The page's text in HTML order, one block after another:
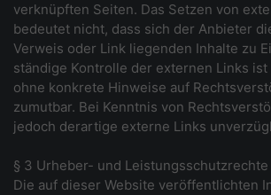
verknüpften Seiten. Das Setzen von
bedeutet nicht, dass sich der Anbieter
Verweis oder Link liegenden Inhalte zu
ständige Kontrolle der externen Links
ohne konkrete Hinweise auf
zumutbar. Bei Kenntnis von
jedoch derartige externe Links
§ 3 Urheber- und Leistungsschutzrechte
Die auf dieser Website veröffentlichten